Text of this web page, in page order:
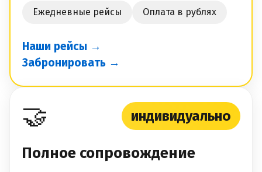
Ежедневные рейсы Оплата в рублях
Наши рейсы →
Забронировать →
🤝 индивидуально
Полное сопровождение